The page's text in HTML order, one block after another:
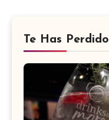
Te Has Perdido